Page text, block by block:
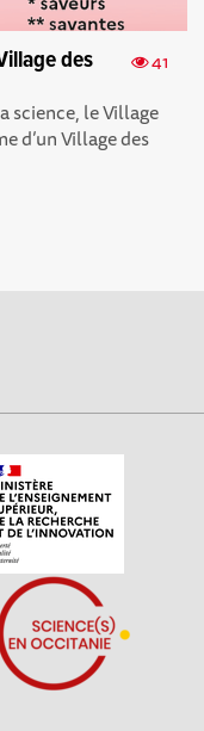
41
des
science, le Village
d’un Village des